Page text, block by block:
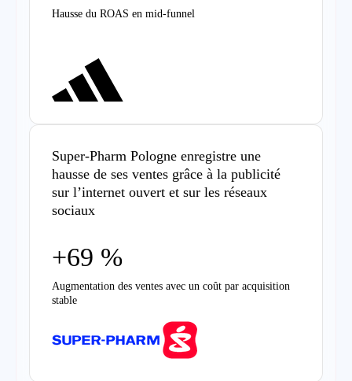
Hausse du ROAS en mid-funnel
Super-Pharm Pologne enregistre une
hausse de ses ventes grâce à la publicité
sur l’internet ouvert et sur les réseaux
sociaux
+69 %
Augmentation des ventes avec un coût par acquisition
stable